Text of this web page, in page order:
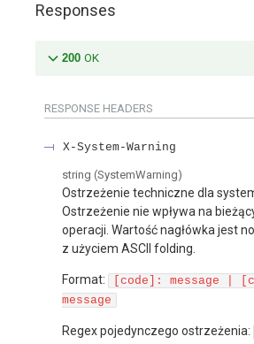
Responses
200 OK
RESPONSE HEADERS
X-System-Warning
string (SystemWarning)
Ostrzeżenie techniczne dla
Ostrzeżenie nie wpływa na
operacji. Wartość nagłówka jest
z użyciem ASCII folding.
Format:
[code]: message |
message
Regex pojedynczego ostrzeżenia: